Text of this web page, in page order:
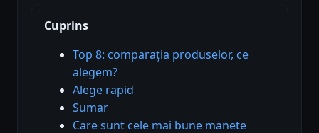
Cuprins
Top 8: comparația produselor, ce
alegem?
Alege rapid
Sumar
Care sunt cele mai bune manete